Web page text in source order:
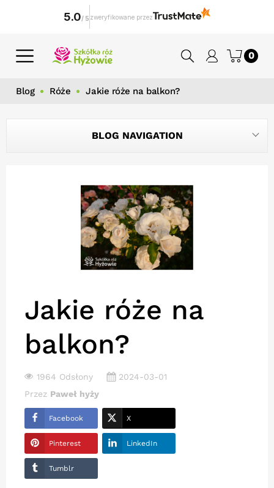
0
Blog Róże Jakie róże na balkon?
BLOG NAVIGATION
Jakie róże na
balkon?
1964 Odsłony
2024-03-01
Przez Paweł hyży
Facebook X
Pinterest LinkedIn
Tumblr
5.0/ 5 zweryfikowane przez